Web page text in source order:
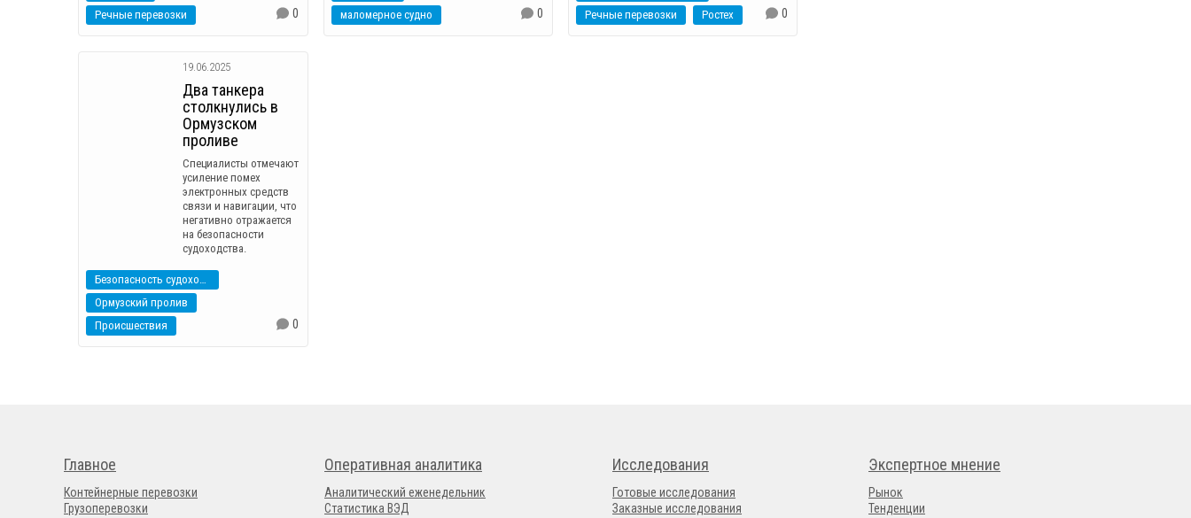
Речные перевозки
0
маломерное судно
0
Речные перевозки
Ростех 0
19.06.2025
Два танкера
столкнулись в
Ормузском
проливе
Специалисты отмечают
усиление помех
электронных средств
связи и навигации, что
негативно отражается
на безопасности
судоходства.
Безопасность судоходства
Ормузский пролив
Происшествия
0
Главное
Контейнерные перевозки
Грузоперевозки
Оперативная аналитика
Аналитический еженедельник
Статистика ВЭД
Исследования
Готовые исследования
Заказные исследования
Экспертное мнение
Рынок
Тенденции